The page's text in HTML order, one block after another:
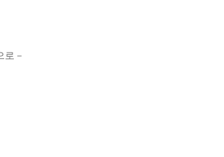
로－